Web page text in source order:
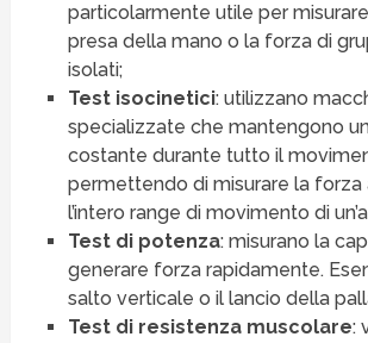
particolarmente utile per
presa della mano o la forza di
isolati;
Test isocinetici: utilizzano
specializzate che mantengono
costante durante tutto il
permettendo di misurare la forza
l’intero range di movimento di
Test di potenza: misurano la
generare forza rapidamente.
salto verticale o il lancio della
Test di resistenza muscolare: